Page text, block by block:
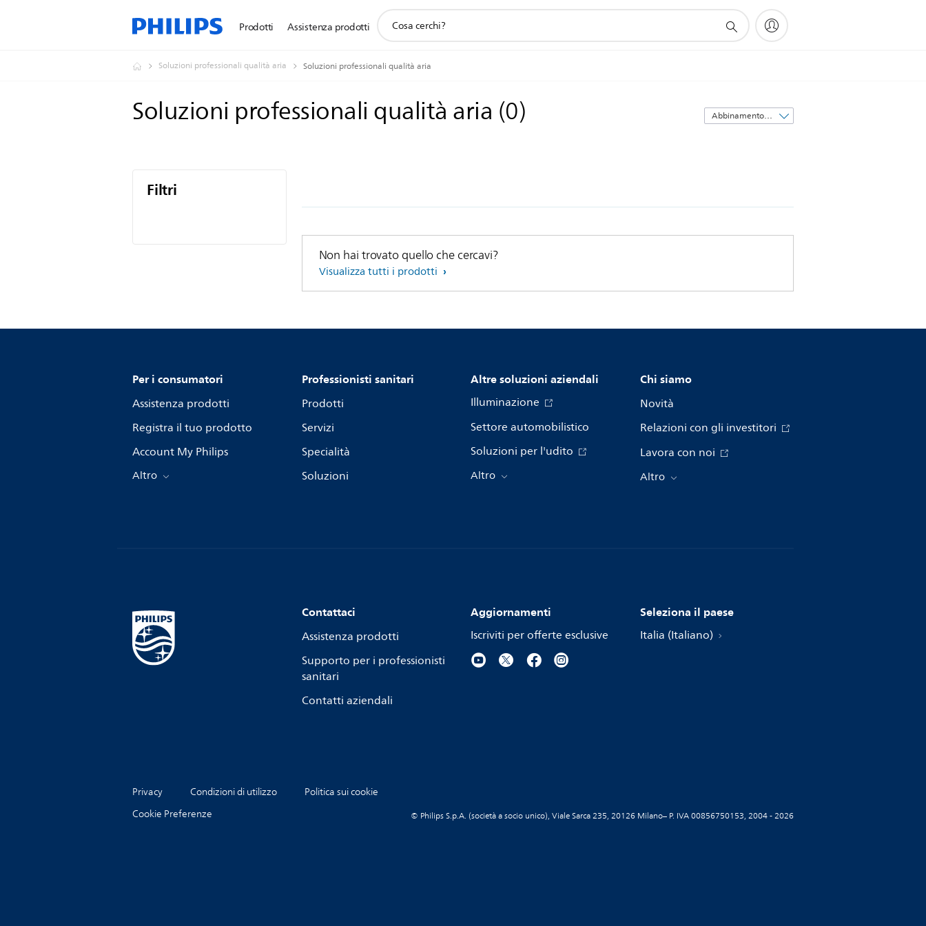
Prodotti Assistenza prodotti
supporto
Soluzioni professionali qualità aria Soluzioni professionali qualità aria
Soluzioni professionali qualità aria (0)
Ordina
per
Filtri
Non hai trovato quello che cercavi?
Visualizza tutti i prodotti
Per i consumatori
Assistenza prodotti
Registra il tuo prodotto
Account My Philips
Altro
Professionisti sanitari
Prodotti
Servizi
Specialità
Soluzioni
Altre soluzioni aziendali
Illuminazione
Settore automobilistico
Soluzioni per l'udito
Altro
Chi siamo
Novità
Relazioni con gli investitori
Lavora con noi
Altro
Contattaci
Assistenza prodotti
Supporto per i professionisti
sanitari
Contatti aziendali
Aggiornamenti
Iscriviti per offerte esclusive
Seleziona il paese
Italia (Italiano)
Privacy Condizioni di utilizzo
Politica sui cookie
Cookie Preferenze
© Philips S.p.A. (società a socio unico), Viale Sarca 235, 20126 Milano– P. IVA 00856750153, 2004 - 2026